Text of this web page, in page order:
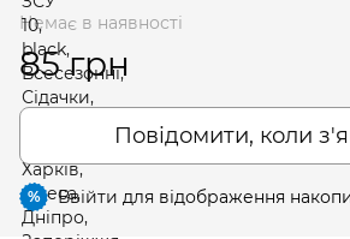
Немає в наявності
85 грн
Повідомити, коли
% Ввійти для відображення